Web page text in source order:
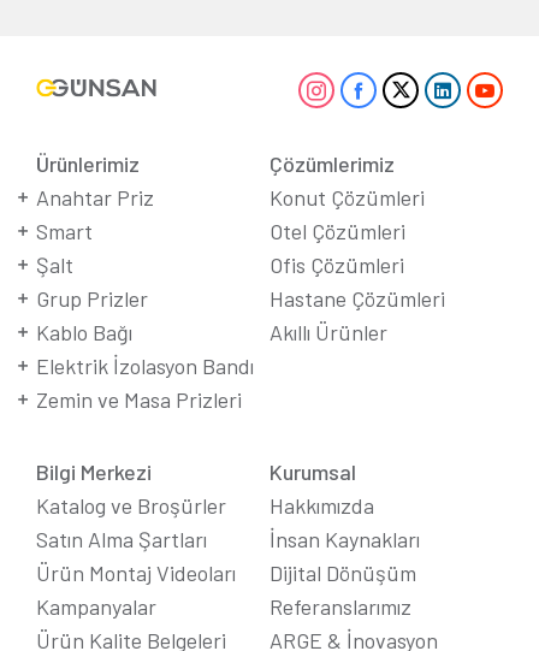
Ürünlerimiz
Anahtar Priz
Smart
Şalt
Grup Prizler
Kablo Bağı
Elektrik İzolasyon Bandı
Zemin ve Masa Prizleri
Çözümlerimiz
Konut Çözümleri
Otel Çözümleri
Ofis Çözümleri
Hastane Çözümleri
Akıllı Ürünler
Bilgi Merkezi
Katalog ve Broşürler
Satın Alma Şartları
Ürün Montaj Videoları
Kampanyalar
Ürün Kalite Belgeleri
Kurumsal
Hakkımızda
İnsan Kaynakları
Dijital Dönüşüm
Referanslarımız
ARGE & İnovasyon